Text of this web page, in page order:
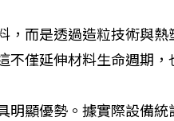
，而是透過造粒技術與
不僅延伸材料生命週期，
明顯優勢。據實際設備